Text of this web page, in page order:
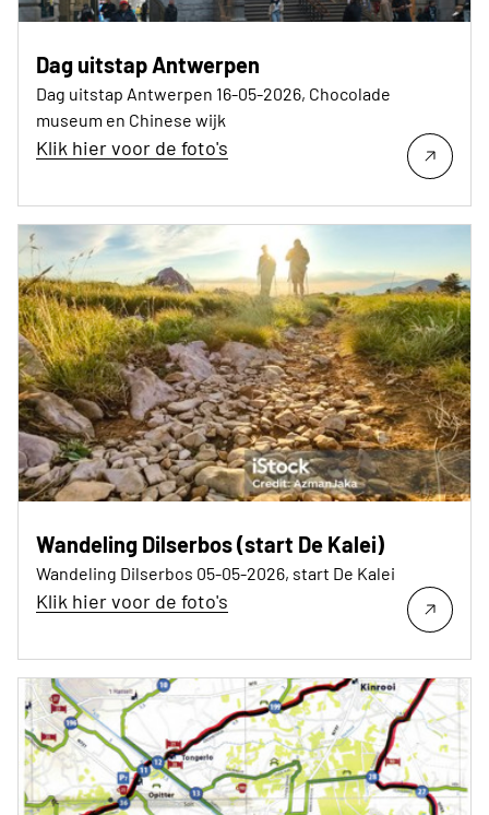
Dag uitstap Antwerpen
Dag uitstap Antwerpen 16-05-2026, Chocolade
museum en Chinese wijk
Klik hier voor de foto's
Wandeling Dilserbos (start De Kalei)
Wandeling Dilserbos 05-05-2026, start De Kalei
Klik hier voor de foto's